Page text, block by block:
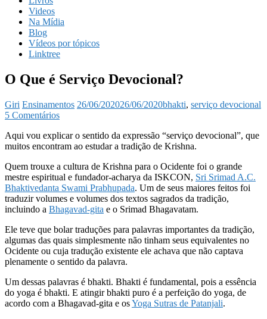
Videos
Na Mídia
Blog
Vídeos por tópicos
Linktree
O Que é Serviço Devocional?
Giri Ensinamentos 26/06/202026/06/2020bhakti, serviço devocional
5 Comentários
Aqui vou explicar o sentido da expressão “serviço devocional”, que
muitos encontram ao estudar a tradição de Krishna.
Quem trouxe a cultura de Krishna para o Ocidente foi o grande
mestre espiritual e fundador-acharya da ISKCON, Sri Srimad A.C.
Bhaktivedanta Swami Prabhupada. Um de seus maiores feitos foi
traduzir volumes e volumes dos textos sagrados da tradição,
incluindo a Bhagavad-gita e o Srimad Bhagavatam.
Ele teve que bolar traduções para palavras importantes da tradição,
algumas das quais simplesmente não tinham seus equivalentes no
Ocidente ou cuja tradução existente ele achava que não captava
plenamente o sentido da palavra.
Um dessas palavras é bhakti. Bhakti é fundamental, pois a essência
do yoga é bhakti. E atingir bhakti puro é a perfeição do yoga, de
acordo com a Bhagavad-gita e osYoga Sutras de Patanjali.